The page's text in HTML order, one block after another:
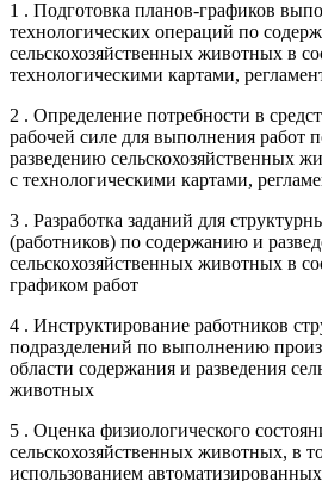
1 . Подготовка планов-графиков
технологических операций по
сельскохозяйственных животных в
технологическими картами,
2 . Определение потребности в
рабочей силе для выполнения работ
разведению сельскохозяйственных
с технологическими картами,
3 . Разработка заданий для
(работников) по содержанию и
сельскохозяйственных животных в
графиком работ
4 . Инструктирование работников
подразделений по выполнению
области содержания и разведения
животных
5 . Оценка физиологического
сельскохозяйственных животных, в
использованием